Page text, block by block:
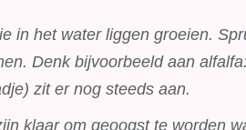
in het water liggen groeien.
Denk bijvoorbeeld aan
zit er nog steeds aan.
klaar om geoogst te worden